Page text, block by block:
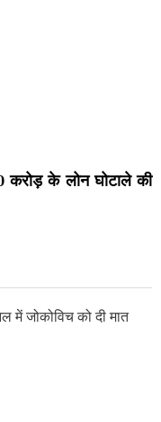
के लोन घोटाले की